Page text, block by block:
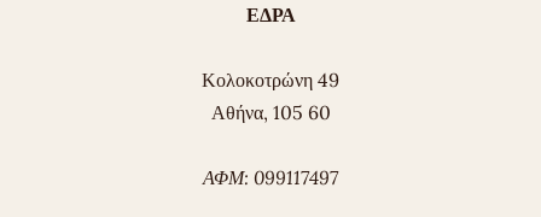
ΕΔΡΑ
Κολοκοτρώνη 49
Αθήνα, 105 60
ΑΦΜ: 099117497